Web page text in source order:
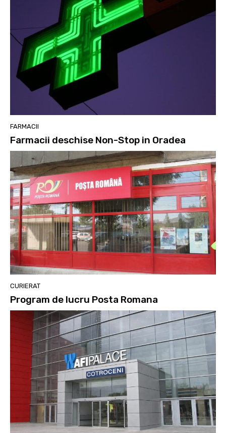
FARMACII
Farmacii deschise Non-Stop in Oradea
CURIERAT
Program de lucru Posta Romana